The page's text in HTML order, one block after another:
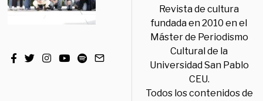
Revista de cultura
fundada en 2010 en el
Máster de Periodismo
Cultural de la
Universidad San Pablo
CEU.
Todos los contenidos de